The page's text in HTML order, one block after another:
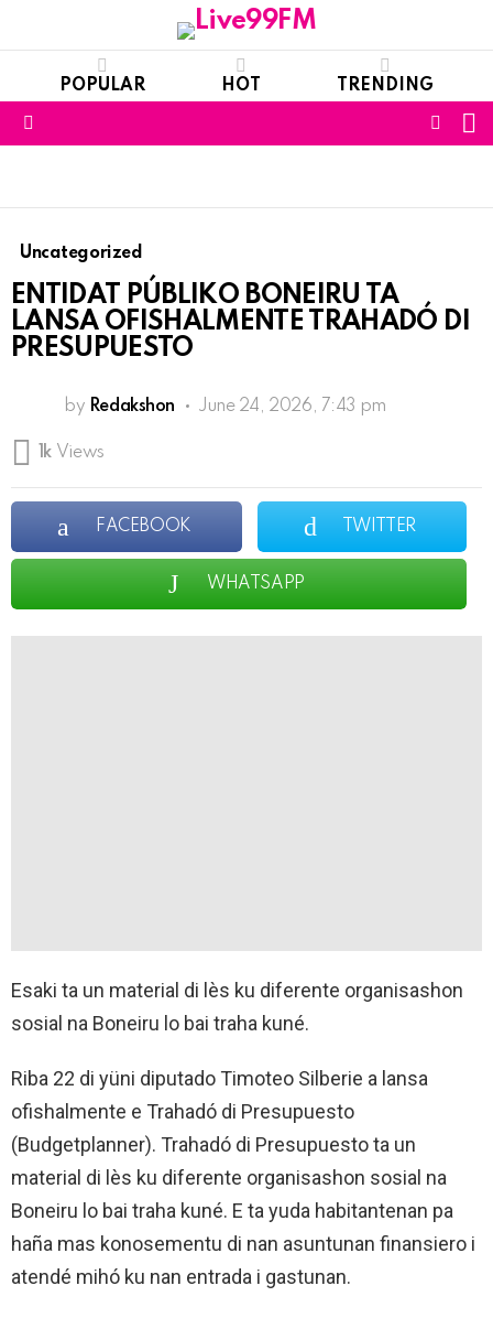
POPULAR HOT TRENDING
Uncategorized
ENTIDAT PÚBLIKO BONEIRU TA
LANSA OFISHALMENTE TRAHADÓ DI
PRESUPUESTO
by Redakshon June 24, 2026, 7:43 pm
1k Views
FACEBOOK TWITTER
WHATSAPP
Esaki ta un material di lès ku diferente organisashon
sosial na Boneiru lo bai traha kuné.
Riba 22 di yüni diputado Timoteo Silberie a lansa
ofishalmente e Trahadó di Presupuesto
(Budgetplanner). Trahadó di Presupuesto ta un
material di lès ku diferente organisashon sosial na
Boneiru lo bai traha kuné. E ta yuda habitantenan pa
haña mas konosementu di nan asuntunan finansiero i
atendé mihó ku nan entrada i gastunan.